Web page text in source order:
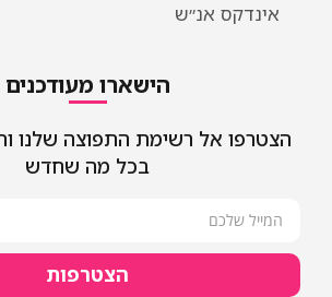
אינדקס אנ״ש
הישארו מעודכנים
הצטרפו אל רשימת התפוצה שלנו
בכל מה שחדש
הצטרפות